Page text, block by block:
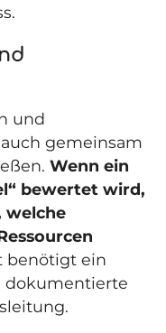
und
gemeinsam
Wenn ein
bewertet wird,
welche
benötigt ein
dokumentierte